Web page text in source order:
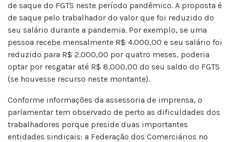
de saque do FGTS neste período pandêmico. A proposta é
de saque pelo trabalhador do valor que foi reduzido do
seu salário durante a pandemia. Por exemplo, se uma
pessoa recebe mensalmente R$ 4.000,00 e seu salário foi
reduzido para R$ 2.000,00 por quatro meses, poderia
optar por resgatar até R$ 8.000,00 do seu saldo do FGTS
(se houvesse recurso neste montante).
Conforme informações da assessoria de imprensa, o
parlamentar tem observado de perto as dificuldades dos
trabalhadores porque preside duas importantes
entidades sindicais: a Federação dos Comerciários no